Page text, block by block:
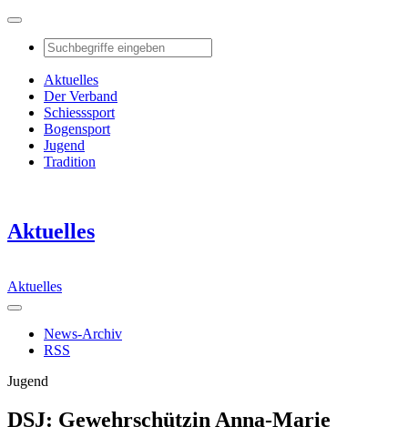
Aktuelles
Der Verband
Schiesssport
Bogensport
Jugend
Tradition
Aktuelles
Aktuelles
News-Archiv
RSS
Jugend
DSJ: Gewehrschützin Anna-Marie